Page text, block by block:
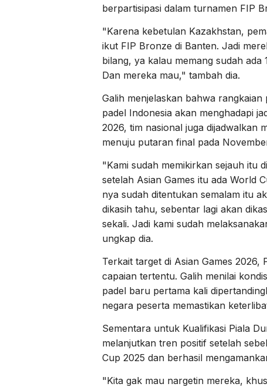
berpartisipasi dalam turnamen FIP
"Karena kebetulan Kazakhstan,
ikut FIP Bronze di Banten. Jadi
bilang, ya kalau memang sudah
Dan mereka mau," tambah dia.
Galih menjelaskan bahwa
padel Indonesia akan menghadapi
2026, tim nasional juga dijadwalkan
menuju putaran final pada
"Kami sudah memikirkan sejauh itu
setelah Asian Games itu ada World
nya sudah ditentukan semalam itu
dikasih tahu, sebentar lagi akan
sekali. Jadi kami sudah
ungkap dia.
Terkait target di Asian Games 2026,
capaian tertentu. Galih menilai
padel baru pertama kali
negara peserta memastikan
Sementara untuk Kualifikasi Piala
melanjutkan tren positif setelah
Cup 2025 dan berhasil
"Kita gak mau nargetin mereka,